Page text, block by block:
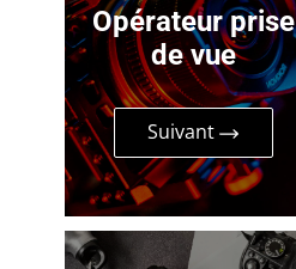
Opérateur prise
de vue
Suivant